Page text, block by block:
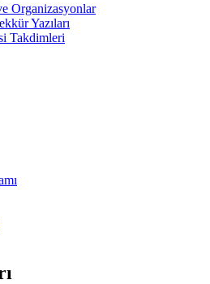
Organizasyonlar
Yazıları
Takdimleri